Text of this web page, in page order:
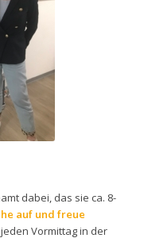
dabei, das sie ca. 8-
auf und freue
Vormittag in der